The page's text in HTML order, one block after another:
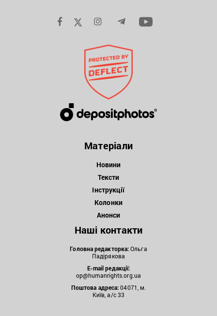
Матеріали
Новини
Тексти
Інструкції
Колонки
Анонси
Наші контакти
Головна редакторка:Ольга
Падірякова
E-mail редакції:
op@humanrights.org.ua
Поштова адреса:04071, м.
Київ, а/с 33